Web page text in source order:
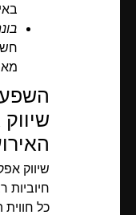
שיווק
חיוביות
כל חווית